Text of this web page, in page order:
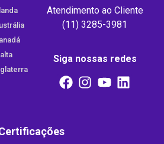
Atendimento ao Cliente
(11) 3285-3981
Siga nossas redes